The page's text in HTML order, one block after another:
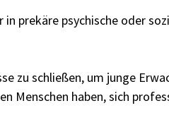
prekäre psychische oder
zu schließen, um junge
Menschen haben, sich